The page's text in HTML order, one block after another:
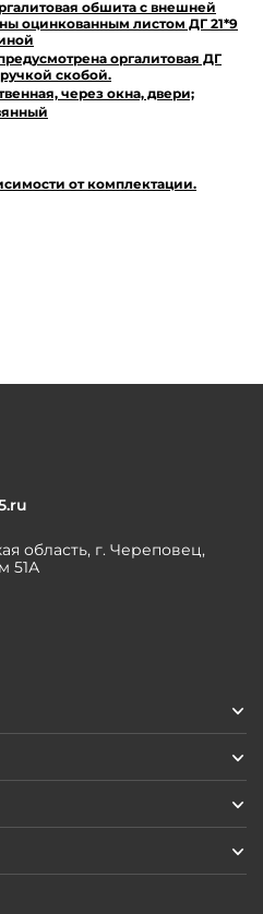
обшита с внешней
оцинкованным листом ДГ 21*9
оргалитовая ДГ
ручкой скобой.
через окна, двери;
от комплектации.
область, г. Череповец,
51А